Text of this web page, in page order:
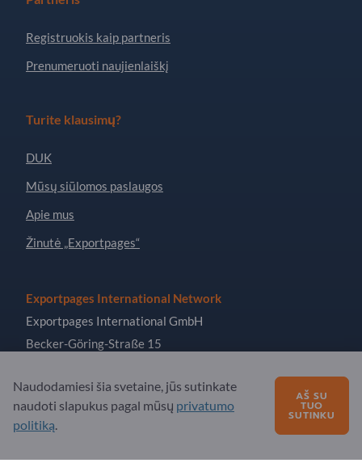
Registruokis kaip partneris
Prenumeruoti naujienlaiškį
Turite klausimų?
DUK
Mūsų siūlomos paslaugos
Apie mus
Žinutė „Exportpages“
Exportpages International Network
Exportpages International GmbH
Becker-Göring-Straße 15
Germany
Naudodamiesi šia svetaine, jūs sutinkate
naudoti slapukus pagal mūsų privatumo
politiką.
AŠ SU
TUO
SUTINKU